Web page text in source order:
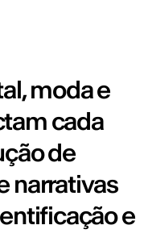
moda e
cada
de
narrativas
e